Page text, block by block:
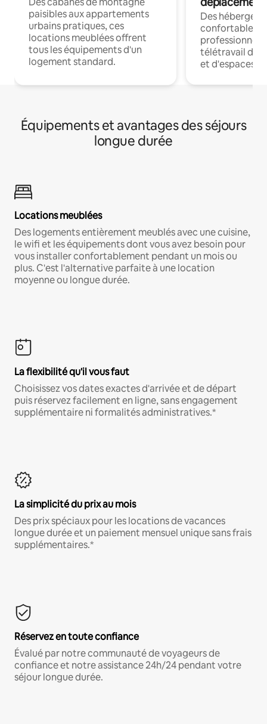
paisibles aux appartements
urbains pratiques, ces
locations meublées offrent
tous les équipements d'un
logement standard.
Des
confortables
professionnels
télétravail
et d'espaces
Équipements et avantages des séjours
longue durée
Locations meublées
Des logements entièrement meublés avec une cuisine,
le wifi et les équipements dont vous avez besoin pour
vous installer confortablement pendant un mois ou
plus. C'est l'alternative parfaite à une location
moyenne ou longue durée.
La flexibilité qu'il vous faut
Choisissez vos dates exactes d'arrivée et de départ
puis réservez facilement en ligne, sans engagement
supplémentaire ni formalités administratives.*
La simplicité du prix au mois
Des prix spéciaux pour les locations de vacances
longue durée et un paiement mensuel unique sans frais
supplémentaires.*
Réservez en toute confiance
Évalué par notre communauté de voyageurs de
confiance et notre assistance 24h/24 pendant votre
séjour longue durée.